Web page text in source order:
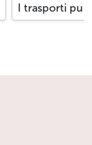
I trasporti